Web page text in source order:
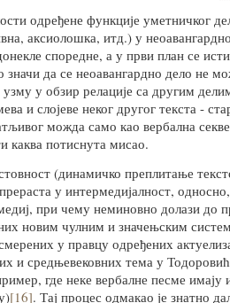
одређене функције уметничког
аксиолошка, итд.) у
споредне, а у први план се
значи да се неоавангардно дело не
узму у обзир релације са другим
и слојеве неког другог текста -
можда само као вербална
каква потиснута мисао.
(динамичко преплитање
у интермедијалност,
при чему неминовно долази до
новим чулним и значењским
у правцу одређених
и средњевековних тема у
где неке вербалне песме имају
[16]. Тај процес одмакао је знатно